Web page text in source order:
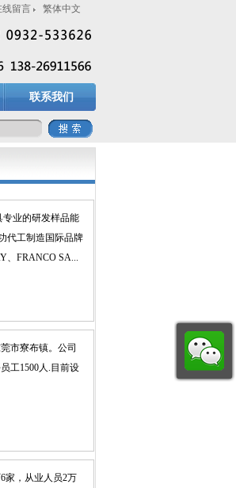
线留言 繁体中文
联系我们
业的研发样品能
代工制造国际品牌
、FRANCO SA...
市寮布镇。公司
工1500人.目前设
家，从业人员2万